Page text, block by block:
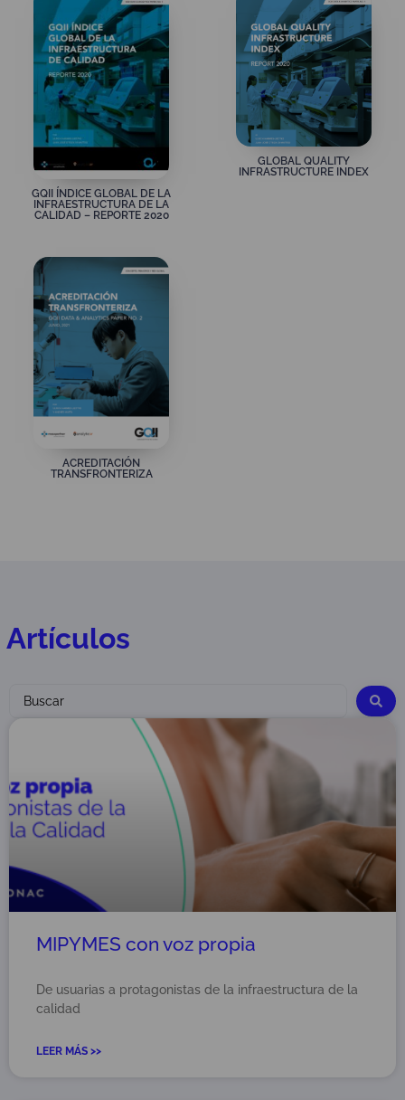
GQII ÍNDICE GLOBAL DE LA
INFRAESTRUCTURA DE LA
CALIDAD – REPORTE 2020
GLOBAL QUALITY
INFRASTRUCTURE INDEX
ACREDITACIÓN
TRANSFRONTERIZA
Artículos
MIPYMES con voz propia
De usuarias a protagonistas de la infraestructura de la
calidad
LEER MÁS >>